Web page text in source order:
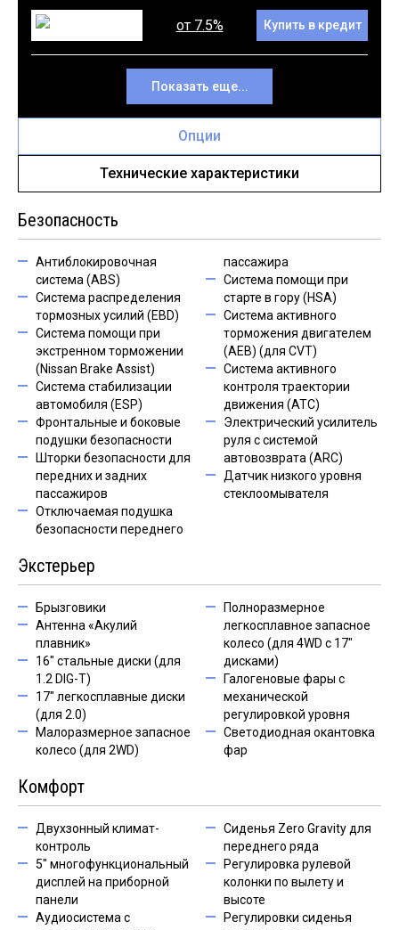
от 7.5% Купить в кредит
Показать еще...
Опции
Технические характеристики
Безопасность
Антиблокировочная
система (ABS)
Система распределения
тормозных усилий (EBD)
Система помощи при
экстренном торможении
(Nissan Brake Assist)
Система стабилизации
автомобиля (ESP)
Фронтальные и боковые
подушки безопасности
Шторки безопасности для
передних и задних
пассажиров
Отключаемая подушка
безопасности переднего
пассажира
Система помощи при
старте в гору (HSA)
Система активного
торможения двигателем
(AEB) (для CVT)
Система активного
контроля траектории
движения (ATC)
Электрический усилитель
руля с системой
автовозврата (ARC)
Датчик низкого уровня
стеклоомывателя
Экстерьер
Брызговики
Антенна «Акулий
плавник»
16" стальные диски (для
1.2 DIG-T)
17" легкосплавные диски
(для 2.0)
Малоразмерное запасное
колесо (для 2WD)
Полноразмерное
легкосплавное запасное
колесо (для 4WD с 17"
дисками)
Галогеновые фары с
механической
регулировкой уровня
Светодиодная окантовка
фар
Комфорт
Двухзонный климат-
контроль
5" многофункциональный
дисплей на приборной
панели
Аудиосистема с
Сиденья Zero Gravity для
переднего ряда
Регулировка рулевой
колонки по вылету и
высоте
Регулировки сиденья